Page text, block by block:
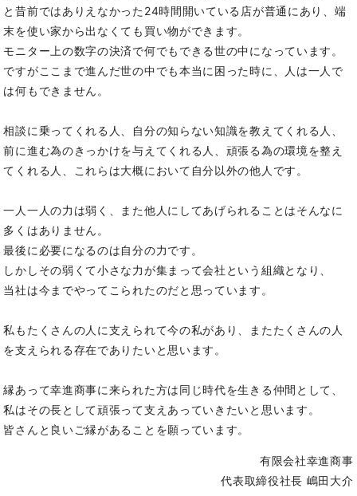
と昔前ではありえなかった24時間開いている店が普通にあり、端
末を使い家から出なくても買い物ができます。
モニター上の数字の決済で何でもできる世の中になっています。
ですがここまで進んだ世の中でも本当に困った時に、人は一人で
は何もできません。
相談に乗ってくれる人、自分の知らない知識を教えてくれる人、
前に進む為のきっかけを与えてくれる人、頑張る為の環境を整え
てくれる人、これらは大概において自分以外の他人です。
一人一人の力は弱く、また他人にしてあげられることはそんなに
多くはありません。
最後に必要になるのは自分の力です。
しかしその弱くて小さな力が集まって会社という組織となり、
当社は今までやってこられたのだと思っています。
私もたくさんの人に支えられて今の私があり、またたくさんの人
を支えられる存在でありたいと思います。
縁あって幸進商事に来られた方は同じ時代を生きる仲間として、
私はその長として頑張って支えあっていきたいと思います。
皆さんと良いご縁があることを願っています。
有限会社幸進商事
代表取締役社長 嶋田大介